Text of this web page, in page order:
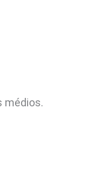
médios.